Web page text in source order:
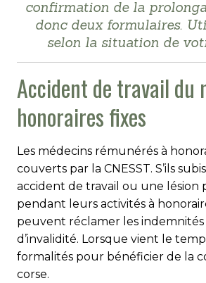
confirmation de la
donc deux formulaires.
selon la situation de
Accident de travail du
honoraires fixes
Les médecins rémunérés à
couverts par la CNESST. S’ils
accident de travail ou une lésion
pendant leurs activités à
peuvent réclamer les indemnités
d’invalidité. Lorsque vient le
formalités pour bénéficier de la
corse.